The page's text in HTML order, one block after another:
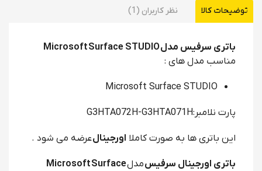
توضیحات کالا نظر کاربران (1)
باتری سرفیس مدل Microsoft Surface STUDIO
مناسب مدل های :
پارت نلامبر:G3HTA072H-G3HTA071H
این باتری ها به صورت کاملا اورجینالعرضه می شود .
باتری اورجینال سرفیسمدلMicrosoft Surface